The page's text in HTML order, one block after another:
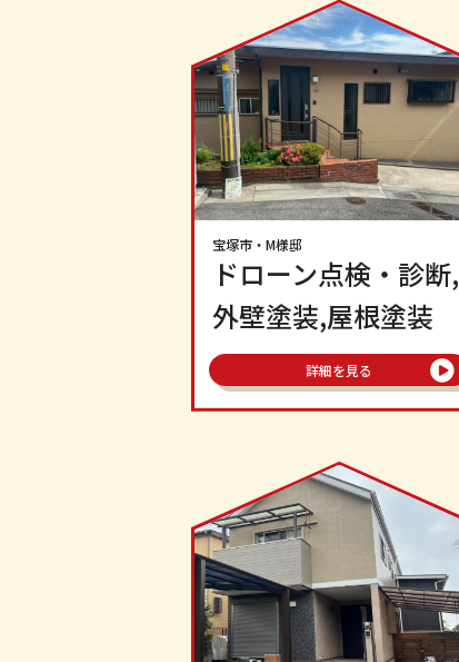
宝塚市 ・M様邸
ドローン点検・診断,
外壁塗装,屋根塗装
詳細を見る